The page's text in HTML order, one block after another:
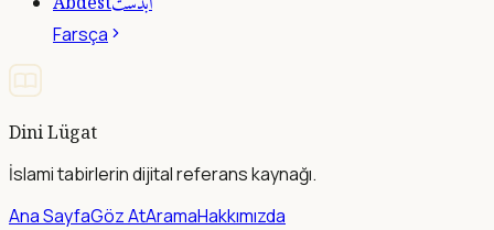
Farsça
Dini Lügat
İslami tabirlerin dijital referans kaynağı.
Ana SayfaGöz AtAramaHakkımızda